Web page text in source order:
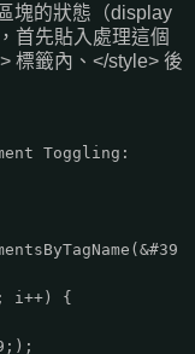
塊的狀態（display
首先貼入處理這個
標籤內、</style> 後
Toggling:
i++) {